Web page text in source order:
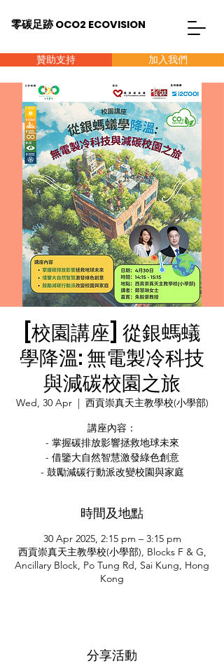
零碳足跡 OCO2 ECOVISION
贊助支持 加入我們
[校園講座] 從銀螞蟻
學降溫: 無電製冷科技
與減碳校園之旅
Wed, 30 Apr
  |
西貢崇真天主教學校(小學部)
講座內容：
- 掌握碳排放影響拯救地球未來
- 借鑒大自然智慧激發綠色創意
- 鼓勵減碳行動派改變校園與家庭
時間及地點
30 Apr 2025, 2:15 pm – 3:15 pm
西貢崇真天主教學校(小學部), Blocks F & G,
Ancillary Block, Po Tung Rd, Sai Kung, Hong
Kong
分享活動